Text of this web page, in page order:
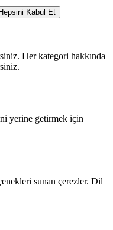
Hepsini Kabul Et
Her kategori hakkında
yerine getirmek için
sunan çerezler. Dil